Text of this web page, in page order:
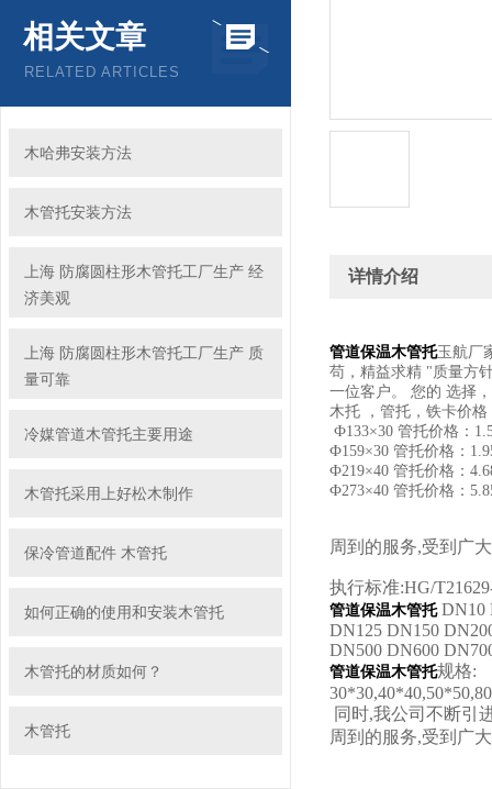
相关文章
RELATED ARTICLES
木哈弗安装方法
木管托安装方法
上海 防腐圆柱形木管托工厂生产 经
济美观
上海 防腐圆柱形木管托工厂生产 质
量可靠
冷媒管道木管托主要用途
木管托采用上好松木制作
保冷管道配件 木管托
如何正确的使用和安装木管托
木管托的材质如何？
木管托
详情介绍
管道保温木管托玉航厂
苟，精益求精 "质量方
一位客户。 您的 选择
木托 ，管托，铁卡价格
Ф133×30 管托价格：
Ф159×30 管托价格：
Ф219×40 管托价格：
Ф273×40 管托价格：
周到的服务,受到广
执行标准:HG/
管道保温木管托DN10
DN125 DN150
DN500 DN600
管道保温木管托规格:
同时,我公司不断引
周到的服务,受到广